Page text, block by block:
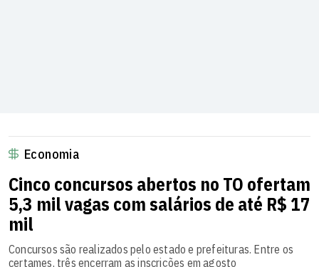
Economia
Cinco concursos abertos no TO ofertam
5,3 mil vagas com salários de até R$ 17
mil
Concursos são realizados pelo estado e prefeituras. Entre os
certames, três encerram as inscrições em agosto